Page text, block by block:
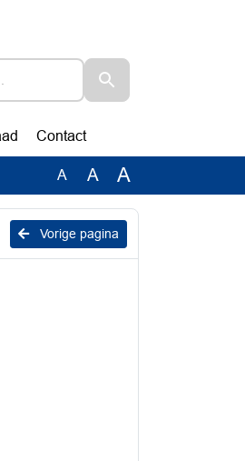
Contact
A A A
Vorige pagina